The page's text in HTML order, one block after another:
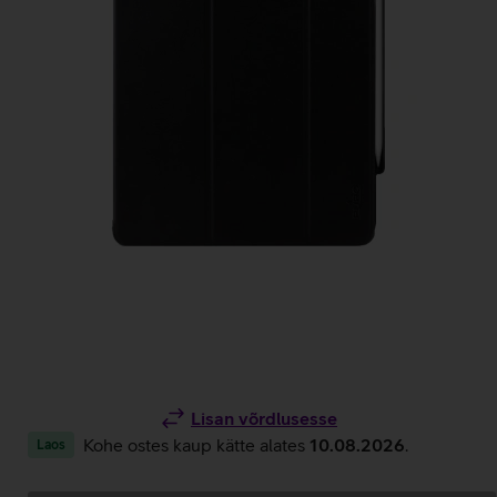
Lisan võrdlusesse
Laos Kohe ostes kaup kätte alates 10.08.2026